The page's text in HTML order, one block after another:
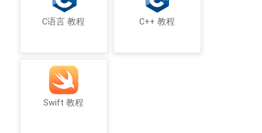
C语言 教程 C++ 教程
Swift 教程